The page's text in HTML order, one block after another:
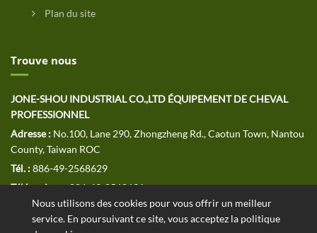
Nous utilisons des cookies pour vous offrir un meilleur
service. En poursuivant ce site, vous acceptez la politique
Plan du site
Trouve nous
JONE-SHOU INDUSTRIAL CO.,LTD ÉQUIPEMENT DE CHEVAL
PROFESSIONNEL
Adresse : No.100, Lane 290, Zhongzheng Rd., Caotun Town, Nantou
County, Taiwan ROC
Tél. :886-49-2568629
Télécopieur :886-49-2568691
E-MAIL :jssales@jone-shou.com